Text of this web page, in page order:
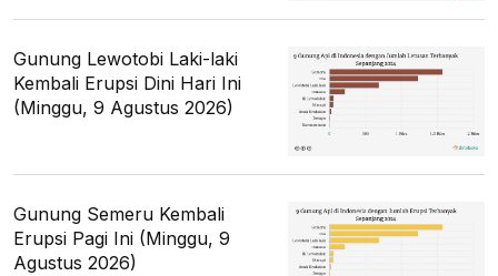
Gunung Lewotobi Laki-laki
Kembali Erupsi Dini Hari Ini
(Minggu, 9 Agustus 2026)
Gunung Semeru Kembali
Erupsi Pagi Ini (Minggu, 9
Agustus 2026)